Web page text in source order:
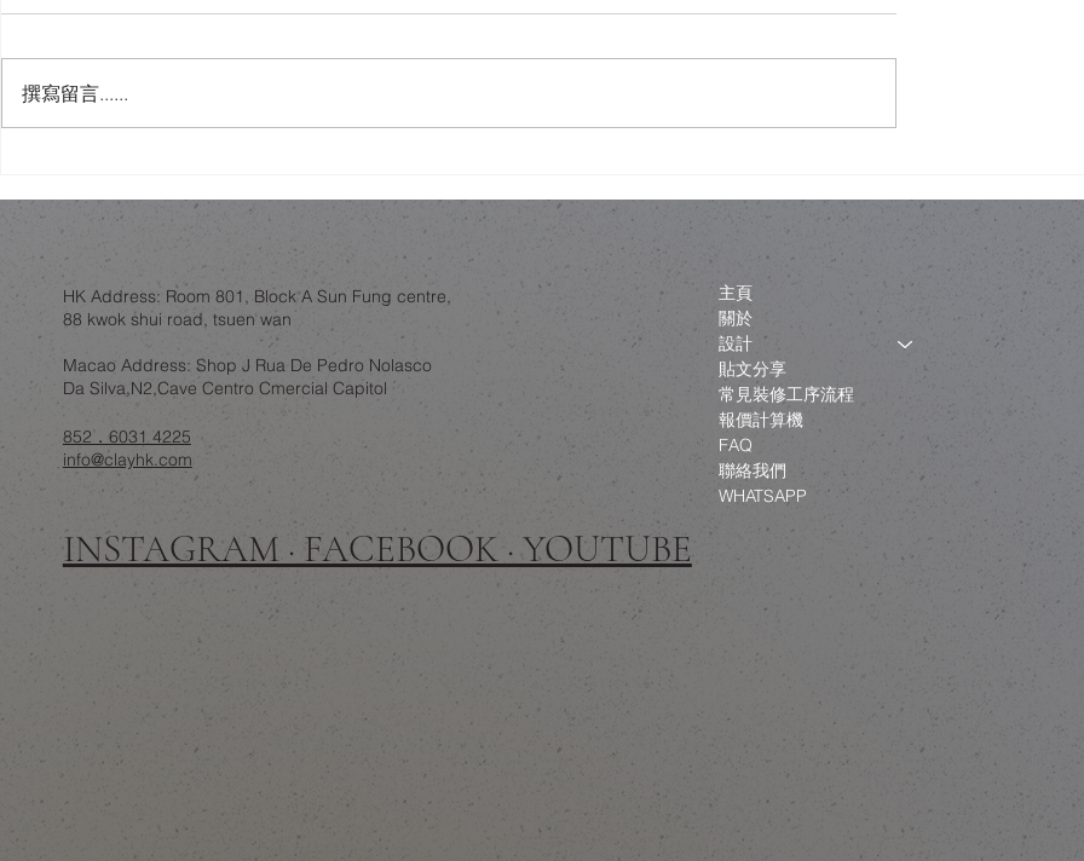
錯視設計作為一層誘餌
練：結構限制下的設計取捨
破壞」：翻新工程如何不淪
政治騷？
撰寫留言......
HK Address: Room 801, Block A Sun Fung centre,
88 kwok shui road, tsuen wan
Macao Address: Shop J Rua De Pedro Nolasco
Da Silva,N2,Cave Centro Cmercial Capitol
852．6031 4225
info@clayhk.com
INSTAGRAM · FACEBOOK · YOUTUBE
主頁
關於
設計
貼文分享
常見裝修工序流程
報價計算機
FAQ
聯絡我們
WHATSAPP